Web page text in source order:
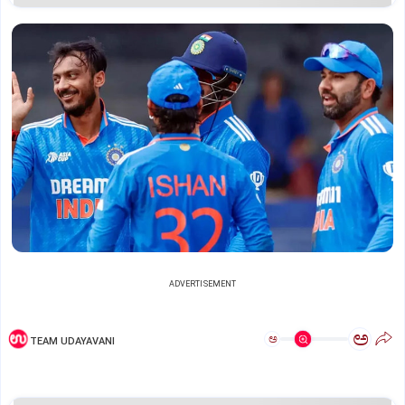
ADVERTISEMENT
TEAM UDAYAVANI ಅ ಅ